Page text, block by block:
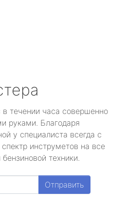
течении часа совершенно
руками. Благодаря
у специалиста всегда с
инструметов на все
техники.
Отправить